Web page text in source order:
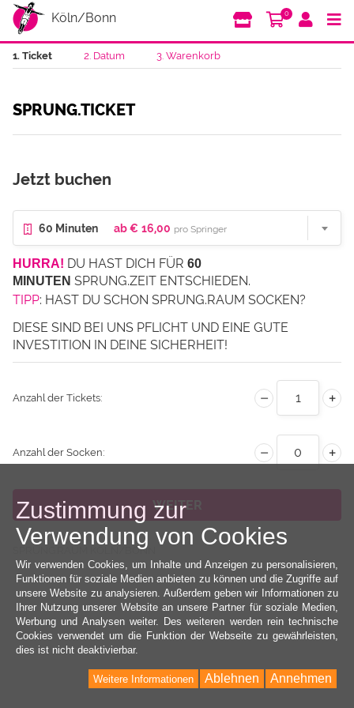
Köln/Bonn 0
1. Ticket 2. Datum 3. Warenkorb
SPRUNG.TICKET
Jetzt buchen
60 MINUTEN
60 Minuten ab€ 16,00 pro Springer
HURRA! DU HAST DICH FÜR 60
MINUTEN SPRUNG.ZEIT ENTSCHIEDEN.
TIPP: HAST DU SCHON SPRUNG.RAUM SOCKEN?
DIESE SIND BEI UNS PFLICHT UND EINE GUTE
INVESTITION IN DEINE SICHERHEIT!
Anzahl der Tickets:
Anzahl der Socken:
WEITER
SPRUNG.RAUM KÖLN/BONN
Zustimmung zur
Verwendung von Cookies
Wir verwenden Cookies, um Inhalte und Anzeigen zu personalisieren,
Funktionen für soziale Medien anbieten zu können und die Zugriffe auf
unsere Website zu analysieren. Außerdem geben wir Informationen zu
Ihrer Nutzung unserer Website an unsere Partner für soziale Medien,
Werbung und Analysen weiter. Des weiteren werden rein technische
Cookies verwendet um die Funktion der Webseite zu gewährleisten,
dies ist nicht deaktivierbar.
Annehmen
Ablehnen
Weitere Informationen